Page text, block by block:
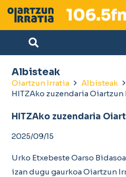
Albisteak
Oiartzun Irratia
Albisteak
HITZAko zuzendaria Oiartzun
HITZAko zuzendaria
2025/09/15
Urko Etxebeste Oarso
izan dugu gaurkoa Oiartzun